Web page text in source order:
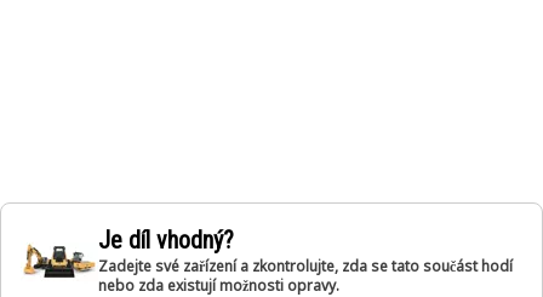
Je díl vhodný?
Zadejte své zařízení a zkontrolujte, zda se tato součást hodí
nebo zda existují možnosti opravy.